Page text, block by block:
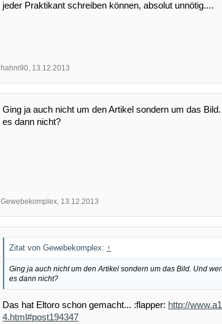
jeder Praktikant schreiben können, absolut unnötig....
hahni90, 13.12.2013
Ging ja auch nicht um den Artikel sondern um das
es dann nicht?
Gewebekomplex, 13.12.2013
Zitat von Gewebekomplex: ↑
Ging ja auch nicht um den Artikel sondern um das Bild. Und
es dann nicht?
Das hat Eltoro schon gemacht... :flapper: http://
4.html#post194347